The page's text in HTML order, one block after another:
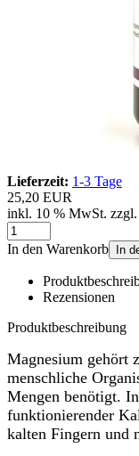
Lieferzeit: 1-3 Tage
25,20 EUR
inkl. 10 % MwSt. zzgl.
In den Warenkorb In
Rezensionen
Produktbeschreibung
Magnesium gehört
menschliche
Mengen benötigt.
funktionierender
kalten Fingern und